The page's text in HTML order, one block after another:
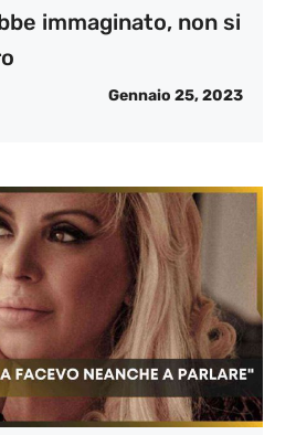
immaginato, non si
Gennaio 25, 2023